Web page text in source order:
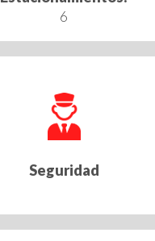
6
Seguridad